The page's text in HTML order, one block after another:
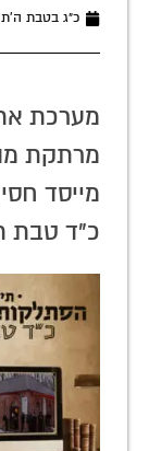
כ״ג בטבת ה׳תשפ״ו
מערכת
מרתקת
מייסד
כ"ד טבת